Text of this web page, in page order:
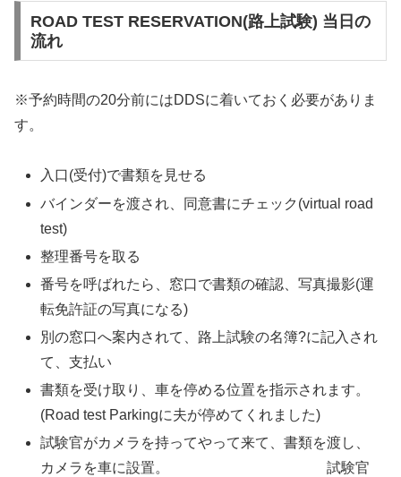
ROAD TEST RESERVATION(路上試験) 当日の
流れ
※予約時間の20分前にはDDSに着いておく必要がありま
す。
入口(受付)で書類を見せる
バインダーを渡され、同意書にチェック(virtual road
test)
整理番号を取る
番号を呼ばれたら、窓口で書類の確認、写真撮影(運
転免許証の写真になる)
別の窓口へ案内されて、路上試験の名簿?に記入され
て、支払い
書類を受け取り、車を停める位置を指示されます。
(Road test Parkingに夫が停めてくれました)
試験官がカメラを持ってやって来て、書類を渡し、
カメラを車に設置。 試験官